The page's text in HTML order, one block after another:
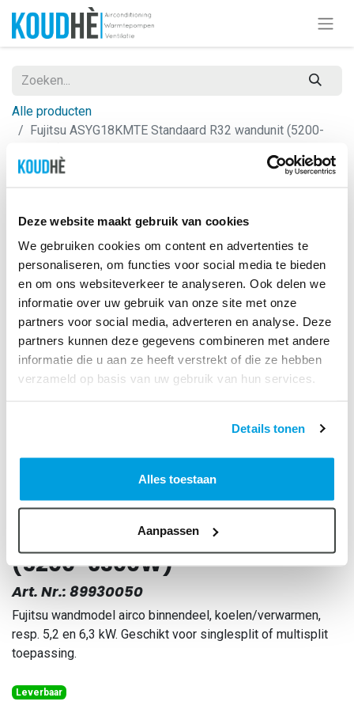
Deze website maakt gebruik van cookies
We gebruiken cookies om content en advertenties te
personaliseren, om functies voor social media te bieden
en om ons websiteverkeer te analyseren. Ook delen we
informatie over uw gebruik van onze site met onze
partners voor social media, adverteren en analyse. Deze
partners kunnen deze gegevens combineren met andere
informatie die u aan ze heeft verstrekt of die ze hebben
verzameld op basis van uw gebruik van hun services.
Details tonen
Alles toestaan
Aanpassen
Alle producten
Fujitsu ASYG18KMTE Standaard R32 wandunit (5200-
Fujitsu ASYG18KMTE
Standaard R32 wandunit
(5200-6300W)
Art. Nr.: 89930050
Fujitsu wandmodel airco binnendeel, koelen/verwarmen,
resp. 5,2 en 6,3 kW. Geschikt voor singlesplit of multisplit
toepassing.
Leverbaar